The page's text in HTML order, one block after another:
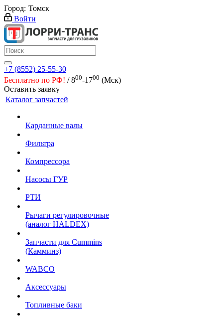
Город: Томск
Войти
+7 (8552) 25-55-30
Бесплатно по РФ! / 800-1700 (Мск)
Оставить заявку
Каталог запчастей
Карданные валы
Фильтра
Компрессора
Насосы ГУР
РТИ
Рычаги регулировочные
(аналог HALDEX)
Запчасти для Cummins
(Камминз)
WABCO
Аксессуары
Топливные баки